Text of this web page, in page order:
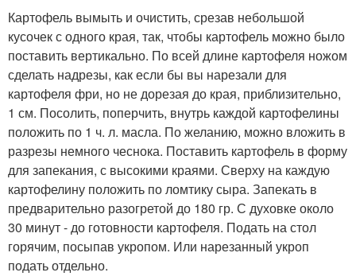
Картофель вымыть и очистить, срезав небольшой
кусочек с одного края, так, чтобы картофель можно было
поставить вертикально. По всей длине картофеля ножом
сделать надрезы, как если бы вы нарезали для
картофеля фри, но не дорезая до края, приблизительно,
1 см. Посолить, поперчить, внутрь каждой картофелины
положить по 1 ч. л. масла. По желанию, можно вложить в
разрезы немного чеснока. Поставить картофель в форму
для запекания, с высокими краями. Сверху на каждую
картофелину положить по ломтику сыра. Запекать в
предварительно разогретой до 180 гр. С духовке около
30 минут - до готовности картофеля. Подать на стол
горячим, посыпав укропом. Или нарезанный укроп
подать отдельно.